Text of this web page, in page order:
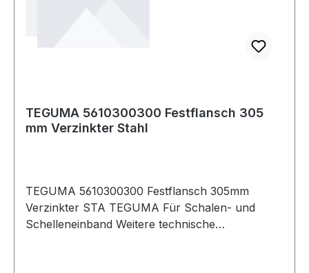
TEGUMA 5610300300 Festflansch 305
mm Verzinkter Stahl
TEGUMA 5610300300 Festflansch 305mm
Verzinkter STA TEGUMA Für Schalen- und
Schelleneinband Weitere technische